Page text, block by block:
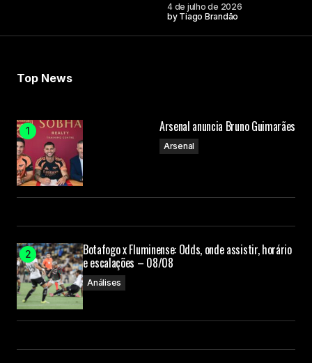
4 de julho de 2026
by Tiago Brandão
Top News
Arsenal anuncia Bruno Guimarães
Arsenal
Botafogo x Fluminense: Odds, onde assistir, horário
e escalações – 08/08
Análises